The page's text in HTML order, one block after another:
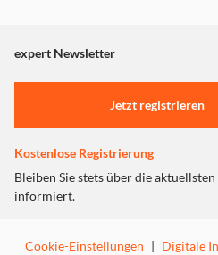
"Marketing".
Einstellungen anpassen
expert Newsletter
Jetzt registrieren
Kostenlose Registrierung
Bleiben Sie stets über die
informiert.
Cookie-Einstellungen | Digitale